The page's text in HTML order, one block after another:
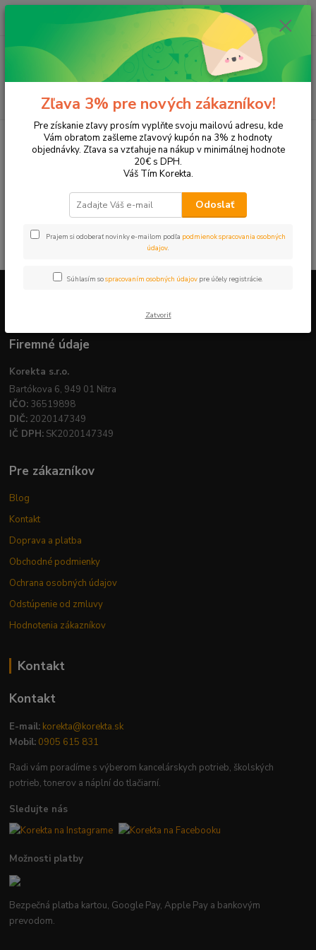
Hľadať
ks
za 0,00 EUR
Tonery a náplne do tlačiarní Hewlett Packard
HP DeskJet
DeskJet 710c
DeskJet 710c
V tejto kategórii nebol nájdený žiadny tovar.
Firemné údaje a informácie
Firemné údaje
Korekta s.r.o.
Bartókova 6, 949 01 Nitra
IČO: 36519898
DIČ: 2020147349
IČ DPH: SK2020147349
Pre zákazníkov
Blog
Kontakt
Doprava a platba
Obchodné podmienky
Ochrana osobných údajov
Odstúpenie od zmluvy
Hodnotenia zákazníkov
Kontakt
Kontakt
E-mail: korekta@korekta.sk
Mobil: 0905 615 831
Radi vám poradíme s výberom kancelárskych potrieb, školských
potrieb, tonerov a náplní do tlačiarní.
Sledujte nás
Možnosti platby
Bezpečná platba kartou, Google Pay, Apple Pay a bankovým
prevodom.
Zľava 3% pre nových zákazníkov!
Pre získanie zľavy prosím vyplňte svoju mailovú adresu, kde
Vám obratom zašleme zľavový kupón na 3% z hodnoty
objednávky. Zľava sa vzťahuje na nákup v minimálnej hodnote
20€ s DPH.
Váš Tím Korekta.
Odoslať
Prajem si odoberať novinky e-mailom podľa podmienok spracovania osobných
údajov.
Súhlasím sospracovaním osobných údajov pre účely registrácie.
Zatvoriť